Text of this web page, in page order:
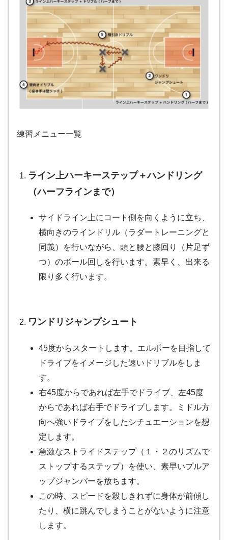
練習メニュー一覧
ライン上ハーキーステップ＋ハンドリング
（ハーフラインまで）
サイドライン上にコート側を向くように立ち、
横向きのラインドリル（ラダートレーニングと
同義）を行いながら、頭と腰と膝回り（片足ず
つ）のボール回しを行います。素早く、出来る
限り多く行います。
ワンドリジャンプシュート
45度からスタートします。エルボーを目指して
ドライブをイメージした速いドリブルをしま
す。
右45度からであれば左手でドライブ、左45度
からであれば右手でドライブします。ミドル方
向へ強いドライブをしたシチュエーションを想
定します。
急激なストライドステップ（１・２のリズムで
ストップするステップ）を使い、素早いプルア
ップジャンパーを放ちます。
この時、スピードを殺しきれずに身体が前傾し
たり、横に跳んでしまうことがないように注意
します。